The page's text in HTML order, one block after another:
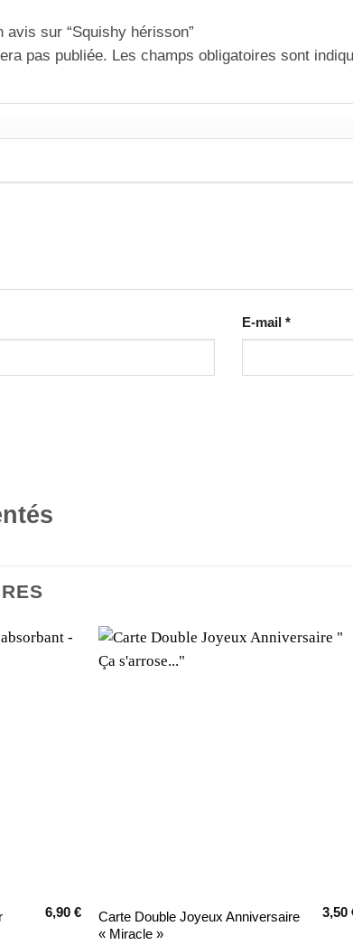
sur “Squishy hérisson”
pas publiée. Les champs obligatoires sont
E-mail *
6,90 €
Carte Double Joyeux Anniversaire
« Miracle »
3,50